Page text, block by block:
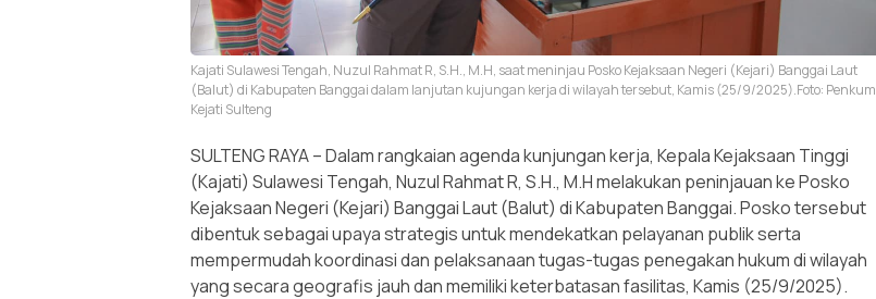
Kajati Sulawesi Tengah, Nuzul Rahmat R, S.H., M.H, saat meninjau Posko Kejaksaan Negeri (Kejari) Banggai Laut
(Balut) di Kabupaten Banggai dalam lanjutan kujungan kerja di wilayah tersebut, Kamis (25/9/2025).Foto: Penkum
Kejati Sulteng
SULTENG RAYA – Dalam rangkaian agenda kunjungan kerja, Kepala Kejaksaan Tinggi
(Kajati) Sulawesi Tengah, Nuzul Rahmat R, S.H., M.H melakukan peninjauan ke Posko
Kejaksaan Negeri (Kejari) Banggai Laut (Balut) di Kabupaten Banggai. Posko tersebut
dibentuk sebagai upaya strategis untuk mendekatkan pelayanan publik serta
mempermudah koordinasi dan pelaksanaan tugas-tugas penegakan hukum di wilayah
yang secara geografis jauh dan memiliki keterbatasan fasilitas, Kamis (25/9/2025).